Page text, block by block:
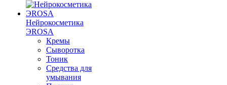
Нейрокосметика
ЭROSA
Кремы
Сыворотка
Тоник
Средства для
умывания